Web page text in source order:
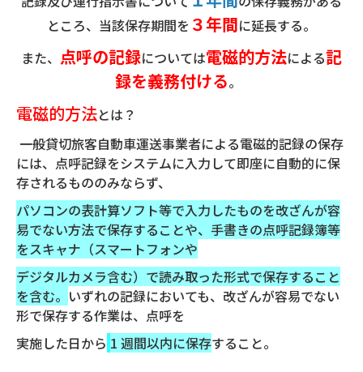
ところ、当該保存期間を ３年間に延長する。
また、 点呼の記録については電磁的方法による記
録を義務付ける。
電磁的方法とは？
一般貸切旅客自動車運送事業者による電磁的記録の保存
には、点呼記録をシステムに入力して即座に自動的に保
存されるもののみならず、
パソコンの表計算ソフト等で入力したものを改ざんが容
易でない方法で保存することや、手書きの点呼記録簿等
をスキャナ（スマートフォンや
デジタルカメラ含む）で読み取った形式で保存すること
を含む。 いずれの記録においても、改ざんが容易でない
形で保存する作業は、点呼を
実施した日から 1 週間以内に保存すること。